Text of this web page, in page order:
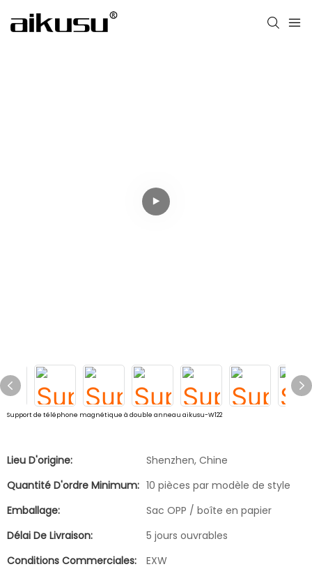
Support de téléphone magnétique à double anneau aikusu-W122
Lieu D'origine:
Shenzhen, Chine
Quantité D'ordre Minimum: 10 pièces par modèle de style
Emballage:
Sac OPP / boîte en papier
Délai De Livraison:
5 jours ouvrables
Conditions Commerciales:
EXW